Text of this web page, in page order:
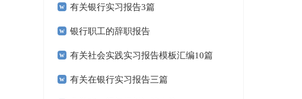
有关银行实习报告3篇
银行职工的辞职报告
有关社会实践实习报告模板汇编10篇
有关在银行实习报告三篇